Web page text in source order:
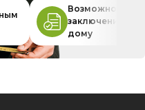
Возможность
заключения
дому